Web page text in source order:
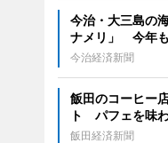
今治・大三島の
ナメリ」 今年
今治経済新聞
飯田のコーヒー
ト パフェを味
飯田経済新聞